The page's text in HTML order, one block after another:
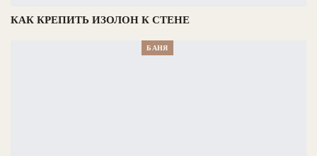
КАК КРЕПИТЬ ИЗОЛОН К СТЕНЕ
БАНЯ